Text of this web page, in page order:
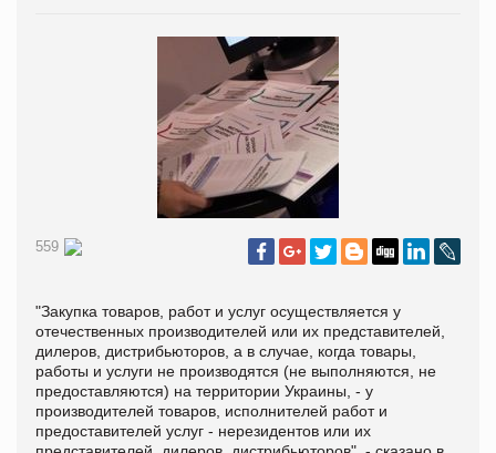
559
"Закупка товаров, работ и услуг осуществляется у
отечественных производителей или их представителей,
дилеров, дистрибьюторов, а в случае, когда товары,
работы и услуги не производятся (не выполняются, не
предоставляются) на территории Украины, - у
производителей товаров, исполнителей работ и
предоставителей услуг - нерезидентов или их